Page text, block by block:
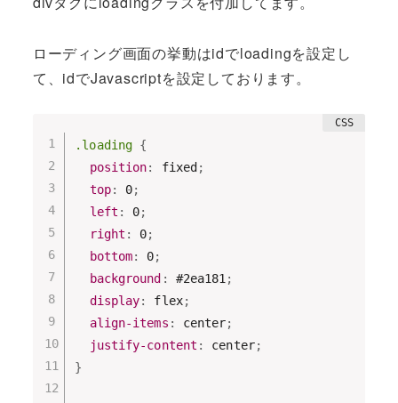
ローディング画面の挙動はidでloadingを設定し
て、idでJavascriptを設定しております。
.loading {
position: fixed ;
top: 0;
left : 0;
right : 0;
bottom: 0;
background : #2ea181 ;
display: flex;
align-items : center;
justify-content : center;
}